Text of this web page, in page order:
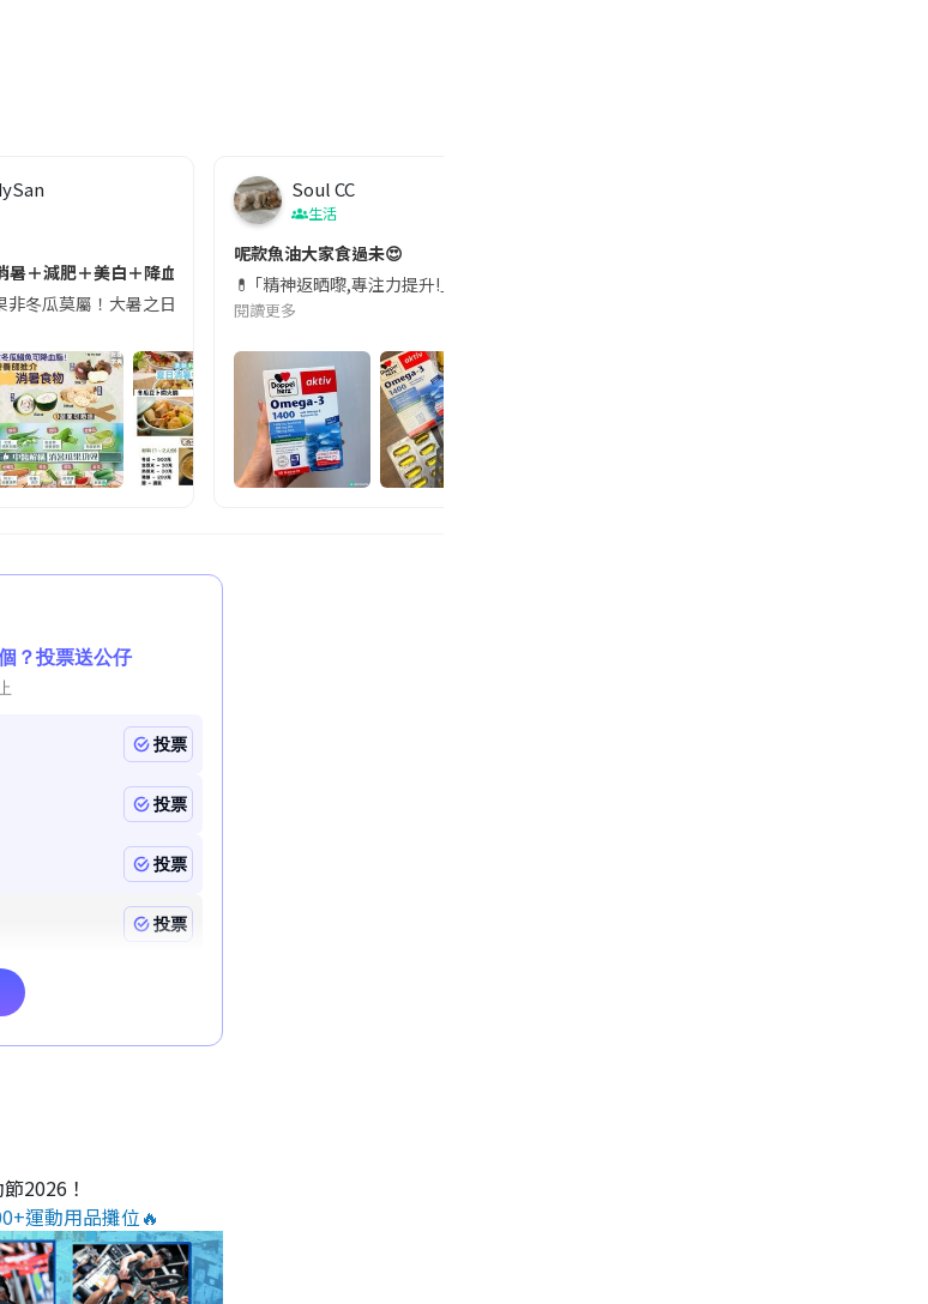
行李中的行動電源。一名旅客日前在機場安檢時，明明攜帶的行動電源機身已標示「10000mAh」，卻仍被要求當場
＋減肥＋美白＋降血脂
非冬瓜莫屬！大暑之日，點都要飲碗冬瓜湯消暑解渴！除了解暑，冬瓜仲有好多鮮為人知嘅好處：減肥、消水腫、降血
Soul CC
生活
呢款魚油大家食過未😍
💊 ｢精神返晒嚟,專注力提升!｣ 長時間對住電腦､剪片寫稿,成日覺得眼睛乾澀､腦袋好似｢斷
閱讀更多
2026！
運動用品攤位🔥